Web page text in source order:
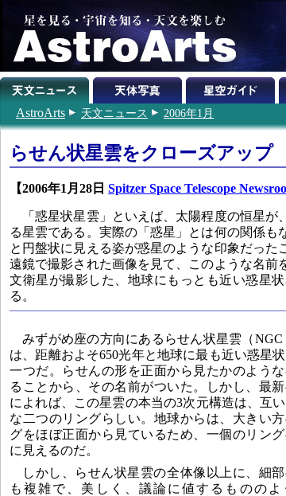
AstroArts 天文ニュース 2006年1月
らせん状星雲をクローズアップ
【2006年1月28日 Spitzer Space Telescope
「惑星状星雲」といえば、太陽程度の恒星
る星雲である。実際の「惑星」とは何の関係
と円盤状に見える姿が惑星のような印象だっ
遠鏡で撮影された画像を見て、このような名
文衛星が撮影した、地球にもっとも近い惑星
る。
みずがめ座の方向にあるらせん状星雲（NGC
は、距離およそ650光年と地球に最も近い惑星
一つだ。らせんの形を正面から見たかのよう
ることから、その名前がついた。しかし、最
によれば、この星雲の本当の3次元構造は、互
な二つのリングらしい。地球からは、大きい
グをほぼ正面から見ているため、一個のリング
に見えるのだ。
しかし、らせん状星雲の全体像以上に、細
も複雑で、美しく、議論に値するもののよ